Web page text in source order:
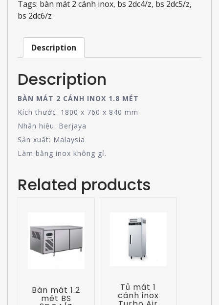
Tags: bàn mát 2 cánh inox, bs 2dc4/z, bs 2dc5/z,
bs 2dc6/z
Description
Description
BÀN MÁT 2 CÁNH INOX 1.8 MÉT
Kích thước: 1800 x 760 x 840 mm
Nhãn hiệu: Berjaya
Sản xuất: Malaysia
Làm bằng inox không gỉ.
Related products
Bàn mát 1.2
mét BS
Tủ mát 1
cánh inox